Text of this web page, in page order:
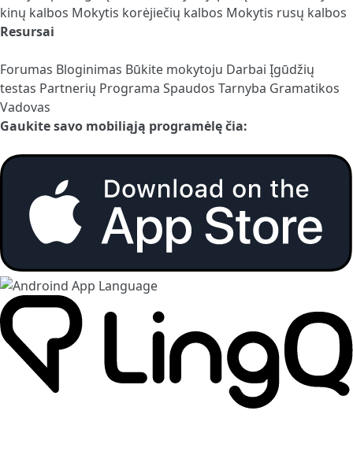
kinų kalbos Mokytis korėjiečių kalbos Mokytis rusų kalbos
Resursai
Forumas Bloginimas Būkite mokytoju Darbai Įgūdžių
testas Partnerių Programa Spaudos Tarnyba Gramatikos
Vadovas
Gaukite savo mobiliąją programėlę čia: